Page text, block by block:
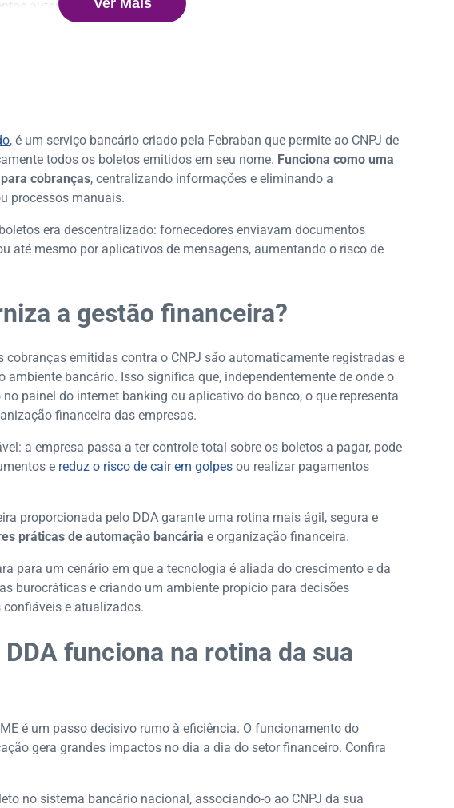
automaticamente?
emitidos contra o seu CNPJ?
organização do fluxo de caixa
pequenas e médias empresas?
da eficiência nas pequenas e médias empresas
a integração do DDA em sistemas de gestão ERP
, é um serviço bancário criado pela Febraban que permite ao CNPJ de
todos os boletos emitidos em seu nome. Funciona como uma
cobranças, centralizando informações e eliminando a
processos manuais.
era descentralizado: fornecedores enviavam documentos
até mesmo por aplicativos de mensagens, aumentando o risco de
a gestão financeira?
cobranças emitidas contra o CNPJ são automaticamente registradas e
bancário. Isso significa que, independentemente de onde o
painel do internet banking ou aplicativo do banco, o que representa
financeira das empresas.
a empresa passa a ter controle total sobre os boletos a pagar, pode
e reduz o risco de cair em golpes ou realizar pagamentos
proporcionada pelo DDA garante uma rotina mais ágil, segura e
práticas de automação bancária e organização financeira.
para um cenário em que a tecnologia é aliada do crescimento e da
burocráticas e criando um ambiente propício para decisões
e atualizados.
funciona na rotina da sua
é um passo decisivo rumo à eficiência. O funcionamento do
gera grandes impactos no dia a dia do setor financeiro. Confira
no sistema bancário nacional, associando-o ao CNPJ da sua